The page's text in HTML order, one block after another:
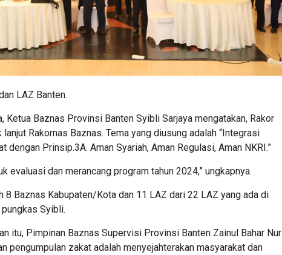
LAZ Banten.
Ketua Baznas Provinsi Banten Syibli Sarjaya mengatakan, Rakor
lanjut Rakornas Baznas. Tema yang diusung adalah “Integrasi
dengan Prinsip.3A. Aman Syariah, Aman Regulasi, Aman NKRI.”
evaluasi dan merancang program tahun 2024,” ungkapnya.
8 Baznas Kabupaten/Kota dan 11 LAZ dari 22 LAZ yang ada di
Syibli.
itu, Pimpinan Baznas Supervisi Provinsi Banten Zainul Bahar Nur
pengumpulan zakat adalah menyejahterakan masyarakat dan